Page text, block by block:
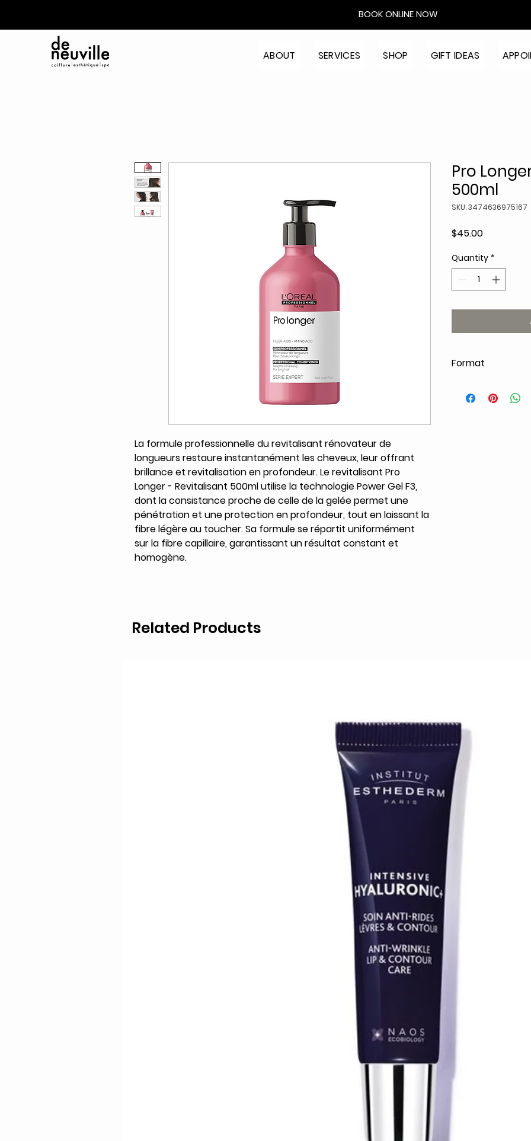
BOOK ONLINE NOW
ABOUT SERVICES SHOP GIFT IDEAS
La formule professionnelle du revitalisant rénovateur de
longueurs restaure instantanément les cheveux, leur offrant
brillance et revitalisation en profondeur. Le revitalisant Pro
Longer - Revitalisant 500ml utilise la technologie Power Gel F3,
dont la consistance proche de celle de la gelée permet une
pénétration et une protection en profondeur, tout en laissant la
fibre légère au toucher. Sa formule se répartit uniformément
sur la fibre capillaire, garantissant un résultat constant et
homogène.
Pro
500ml
SKU: 3474636975167
$45.00Price
Quantity *
Format
Related Products